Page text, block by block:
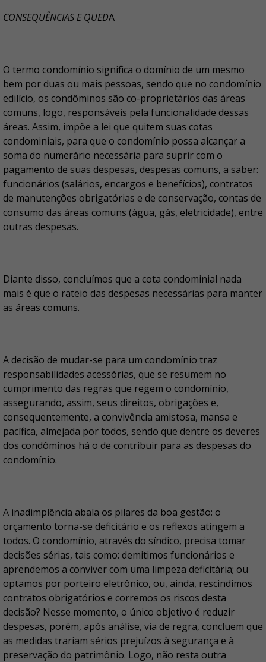
CONSEQUÊNCIAS E QUEDA
O termo condomínio significa o domínio de um mesmo
bem por duas ou mais pessoas, sendo que no condomínio
edilício, os condôminos são co-proprietários das áreas
comuns, logo, responsáveis pela funcionalidade dessas
áreas. Assim, impõe a lei que quitem suas cotas
condominiais, para que o condomínio possa alcançar a
soma do numerário necessária para suprir com o
pagamento de suas despesas, despesas comuns, a saber:
funcionários (salários, encargos e benefícios), contratos
de manutenções obrigatórias e de conservação, contas de
consumo das áreas comuns (água, gás, eletricidade), entre
outras despesas.
Diante disso, concluímos que a cota condominial nada
mais é que o rateio das despesas necessárias para manter
as áreas comuns.
A decisão de mudar-se para um condomínio traz
responsabilidades acessórias, que se resumem no
cumprimento das regras que regem o condomínio,
assegurando, assim, seus direitos, obrigações e,
consequentemente, a convivência amistosa, mansa e
pacífica, almejada por todos, sendo que dentre os deveres
dos condôminos há o de contribuir para as despesas do
condomínio.
A inadimplência abala os pilares da boa gestão: o
orçamento torna-se deficitário e os reflexos atingem a
todos. O condomínio, através do síndico, precisa tomar
decisões sérias, tais como: demitimos funcionários e
aprendemos a conviver com uma limpeza deficitária; ou
optamos por porteiro eletrônico, ou, ainda, rescindimos
contratos obrigatórios e corremos os riscos desta
decisão? Nesse momento, o único objetivo é reduzir
despesas, porém, após análise, via de regra, concluem que
as medidas trariam sérios prejuízos à segurança e à
preservação do patrimônio. Logo, não resta outra